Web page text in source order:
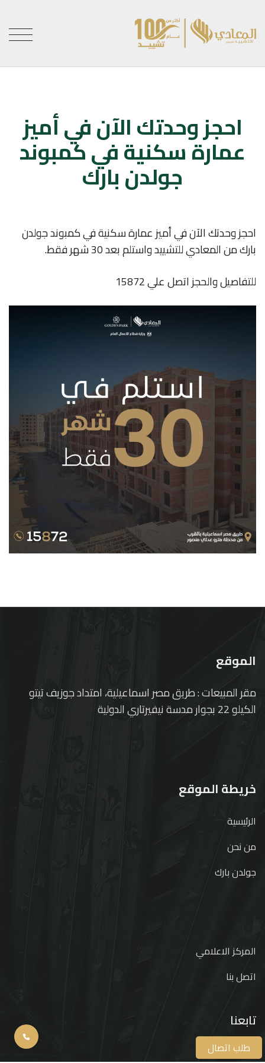
احجز وحدتك الآن في أميز
عمارة سكنية في كمبوند
جولدن بارك
احجز وحدتك الآن في أميز عمارة سكنية في كمبوند جولدن
بارك من المعادي للتشييد واستلم بعد 30 شهر فقط.
للتفاصيل والحجز اتصل علي 15872
الموقع
مقر المبيعات : طريق مصر اسماعيلية، امتداد جوزيف تيتو
الكيلو 22 بجوار مدسة نيفيرتاري الدولية
خريطة الموقع
الرئيسية
من نحن
جولدن بارك
المركز الاعلامي
اتصل بنا
تابعنا
طلب اتصال